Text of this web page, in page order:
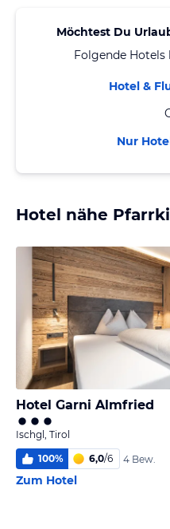
Möchtest Du
Folgende
Hotel &
Nur
Hotel nähe
Hotel Garni Almfried
Ischgl, Tirol
100% 6,0/6 4 Bew.
Zum Hotel